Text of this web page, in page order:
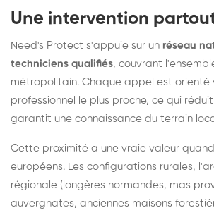
Une intervention
Need's Protect s'appuie sur un réseau
techniciens qualifiés, couvrant
métropolitain. Chaque appel est orienté
professionnel le plus proche, ce qui
garantit une connaissance du terrain
Cette proximité a une vraie valeur
européens. Les configurations rurales,
régionale (longères normandes, mas
auvergnates, anciennes maisons